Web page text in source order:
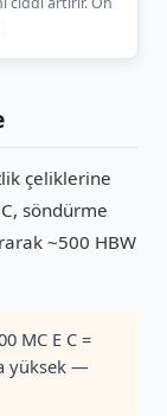
çeliklerine
söndürme
~500 HBW
MC E C =
yüksek —